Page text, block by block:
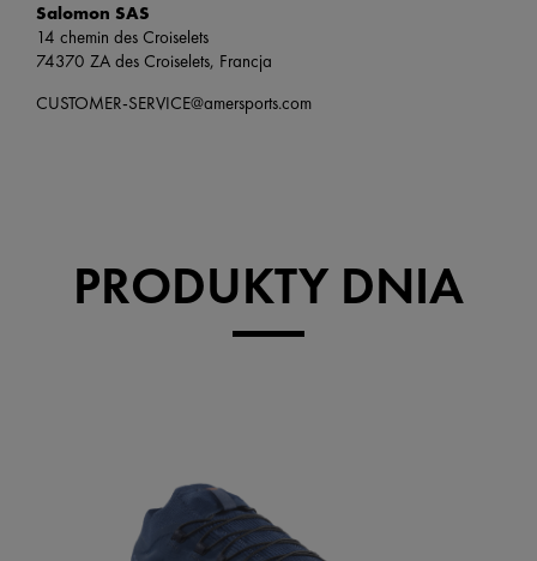
Salomon SAS
14 chemin des Croiselets
74370 ZA des Croiselets, Francja
CUSTOMER-SERVICE@amersports.com
PRODUKTY DNIA